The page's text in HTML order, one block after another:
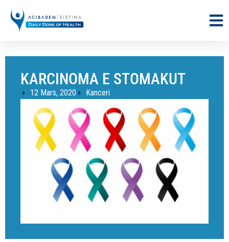
KARCINOMA E STOMAKUT
12 Mars, 2020 Kanceri